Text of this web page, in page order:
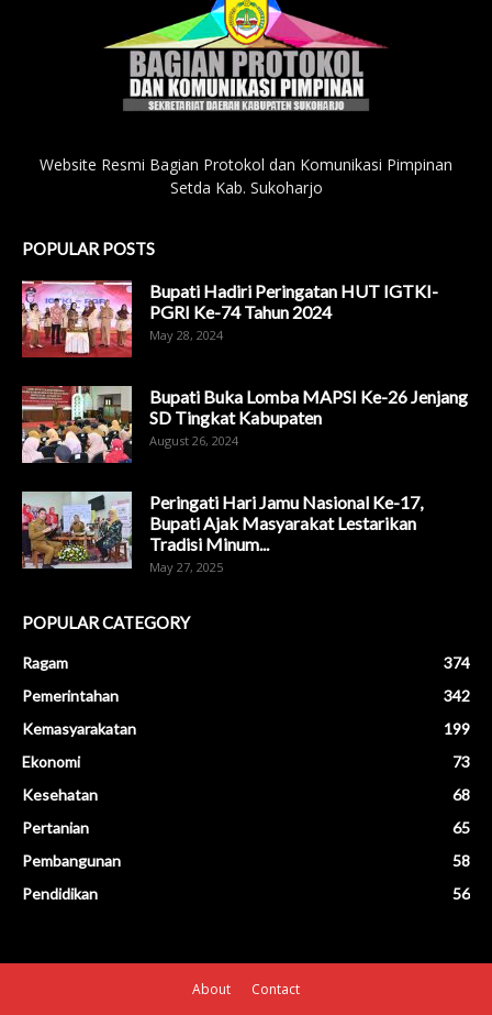
Website Resmi Bagian Protokol dan Komunikasi Pimpinan
Setda Kab. Sukoharjo
POPULAR POSTS
Bupati Hadiri Peringatan HUT IGTKI-
PGRI Ke-74 Tahun 2024
May 28, 2024
Bupati Buka Lomba MAPSI Ke-26 Jenjang
SD Tingkat Kabupaten
August 26, 2024
Peringati Hari Jamu Nasional Ke-17,
Bupati Ajak Masyarakat Lestarikan
Tradisi Minum...
May 27, 2025
POPULAR CATEGORY
Ragam
374
Pemerintahan
342
Kemasyarakatan
199
Ekonomi
73
Kesehatan
68
Pertanian
65
Pembangunan
58
Pendidikan
56
About Contact